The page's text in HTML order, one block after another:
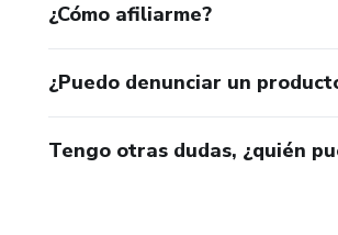
¿Cómo afiliarme?
¿Puedo denunciar un
Tengo otras dudas, ¿quién